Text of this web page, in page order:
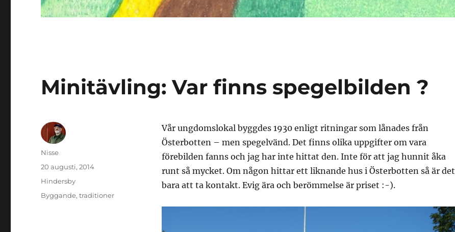
Minitävling: Var finns spegelbilden ?
Vår ungdomslokal byggdes 1930 enligt ritningar som lånades från
Österbotten – men spegelvänd. Det finns olika uppgifter om vara
förebilden fanns och jag har inte hittat den. Inte för att jag hunnit åka
runt så mycket. Om någon hittar ett liknande hus i Österbotten så är det
bara att ta kontakt. Evig ära och berömmelse är priset :-).
Författare
Nisse
Publicerat
den
20 augusti, 2014
Kategorier
Hindersby
Etiketter
Byggande,traditioner